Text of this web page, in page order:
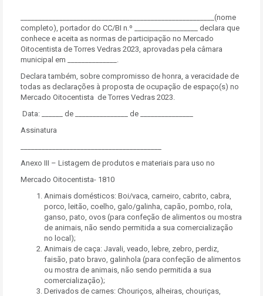
_______________________________________________________(nome
completo), portador do CC/BI n.º __________________ declara que
conhece e aceita as normas de participação no Mercado
Oitocentista de Torres Vedras 2023, aprovadas pela câmara
municipal em ______________.
Declara também, sobre compromisso de honra, a veracidade de
todas as declarações à proposta de ocupação de espaço(s) no
Mercado Oitocentista de Torres Vedras 2023.
Data: ______ de _______________ de _______________
Assinatura
Anexo III – Listagem de produtos e materiais para uso no
Mercado Oitocentista- 1810
Animais domésticos: Boi/vaca, carneiro, cabrito, cabra,
porco, leitão, coelho, galo/galinha, capão, pombo, rola,
ganso, pato, ovos (para confeção de alimentos ou mostra
de animais, não sendo permitida a sua comercialização
no local);
Animais de caça: Javali, veado, lebre, zebro, perdiz,
faisão, pato bravo, galinhola (para confeção de alimentos
ou mostra de animais, não sendo permitida a sua
comercialização);
Derivados de carnes: Chouriços, alheiras, chouriças,